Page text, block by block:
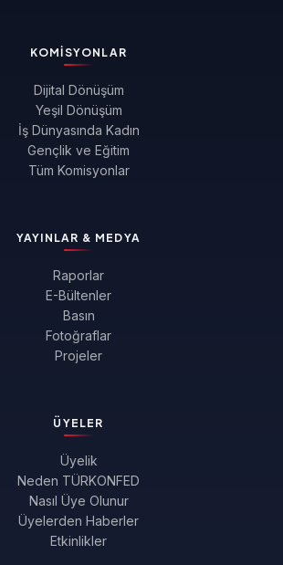
KOMISYONLAR
Dijital Dönüşüm
Yeşil Dönüşüm
İş Dünyasında Kadın
Gençlik ve Eğitim
Tüm Komisyonlar
YAYINLAR & MEDYA
Raporlar
E-Bültenler
Basın
Fotoğraflar
Projeler
ÜYELER
Üyelik
Neden TÜRKONFED
Nasıl Üye Olunur
Üyelerden Haberler
Etkinlikler